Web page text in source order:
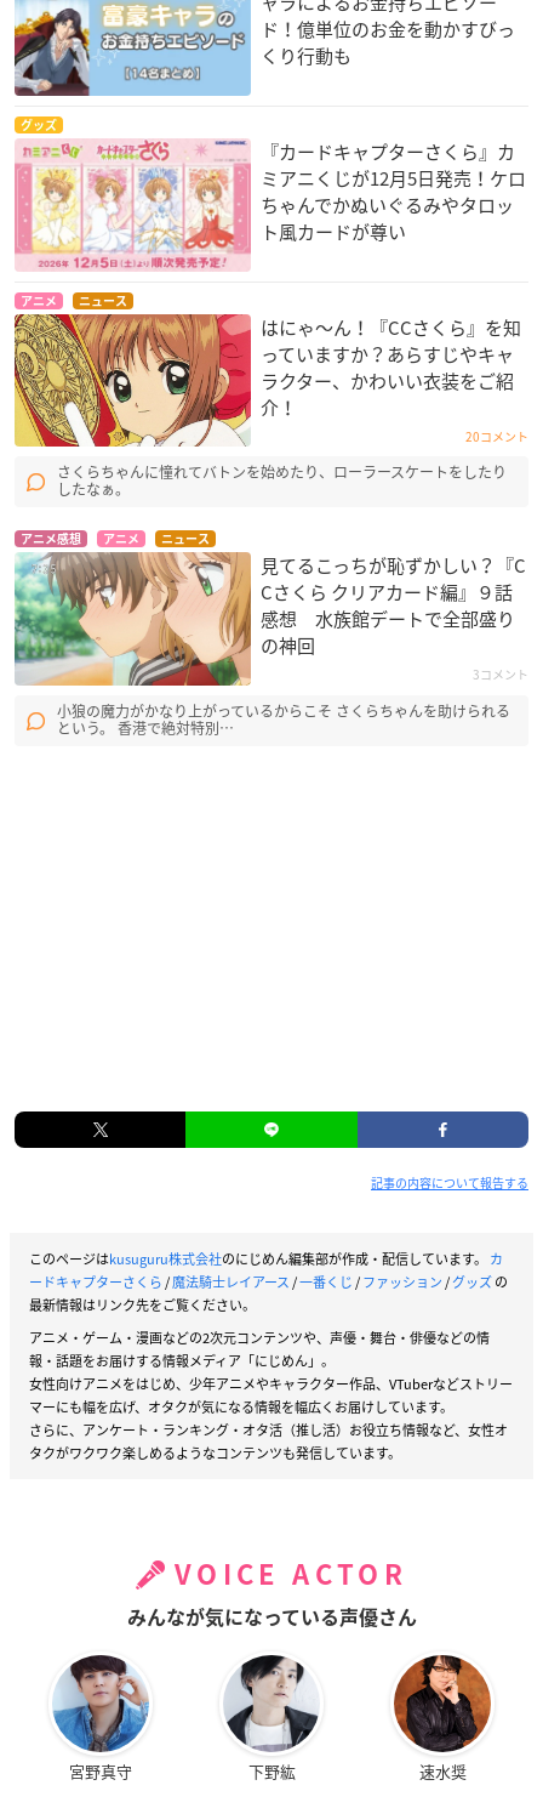
ド！億単位のお金を動かすびっ
くり行動も
グッズ
『カードキャプターさくら』カ
ミアニくじが12月5日発売！ケロ
ちゃんでかぬいぐるみやタロッ
ト風カードが尊い
アニメ ニュース
はにゃ〜ん！『CCさくら』を知
っていますか？あらすじやキャ
ラクター、かわいい衣装をご紹
介！
20コメント
さくらちゃんに憧れてバトンを始めたり、ローラースケートをしたり
したなぁ。
アニメ感想 アニメ ニュース
見てるこっちが恥ずかしい？『C
Cさくら クリアカード編』９話
感想 水族館デートで全部盛り
の神回
3コメント
小狼の魔力がかなり上がっているからこそ さくらちゃんを助けられる
という。 香港で絶対特別…
記事の内容について報告する
このページはkusuguru株式会社のにじめん編集部が作成・配信しています。 カ
ードキャプターさくら/魔法騎士レイアース/一番くじ/ファッション/グッズの
最新情報はリンク先をご覧ください。
アニメ・ゲーム・漫画などの2次元コンテンツや、声優・舞台・俳優などの情
報・話題をお届けする情報メディア「にじめん」。
女性向けアニメをはじめ、少年アニメやキャラクター作品、VTuberなどストリー
マーにも幅を広げ、オタクが気になる情報を幅広くお届けしています。
さらに、アンケート・ランキング・オタ活（推し活）お役立ち情報など、女性オ
タクがワクワク楽しめるようなコンテンツも発信しています。
VOICE ACTOR
みんなが気になっている声優さん
宮野真守 下野紘 速水奨